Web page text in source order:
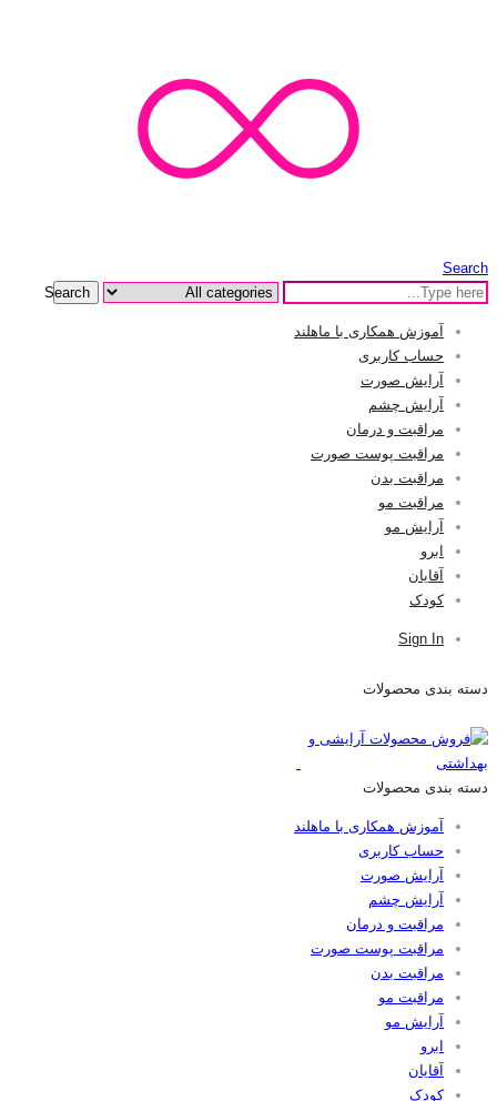
Search
Search
آموزش همکاری با ماهلند
حساب کاربری
آرایش صورت
آرایش چشم
مراقبت و درمان
مراقبت پوست صورت
مراقبت بدن
مراقبت مو
آرایش مو
ابرو
آقایان
کودک
Sign In
دسته بندی محصولات
دسته بندی محصولات
آموزش همکاری با ماهلند
حساب کاربری
آرایش صورت
آرایش چشم
مراقبت و درمان
مراقبت پوست صورت
مراقبت بدن
مراقبت مو
آرایش مو
ابرو
آقایان
کودک